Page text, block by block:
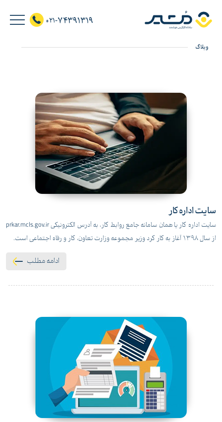
021-74391319
وبلاگ
سایت اداره کار
سایت اداره کار یا همان سامانه جامع روابط کار، به آدرس الکترونیکی prkar.mcls.gov.ir
از سال 1398 آغاز به کار کرد وزیر مجموعه وزارت تعاون، کار و رفاه اجتماعی است.
ادامه مطلب